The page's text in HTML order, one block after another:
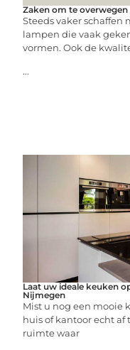
Zaken om te
Steeds vaker
lampen die vaak
vormen. Ook de
...
Laat uw ideale keuken
Nijmegen
Mist u nog een mooie
huis of kantoor echt
ruimte waar